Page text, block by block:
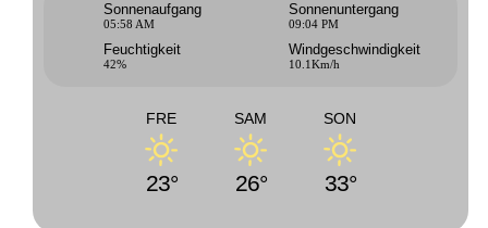
Sonnenaufgang
05:58 AM
Sonnenuntergang
09:04 PM
Feuchtigkeit
42%
Windgeschwindigkeit
10.1Km/h
FRE
23°
SAM
26°
SON
33°